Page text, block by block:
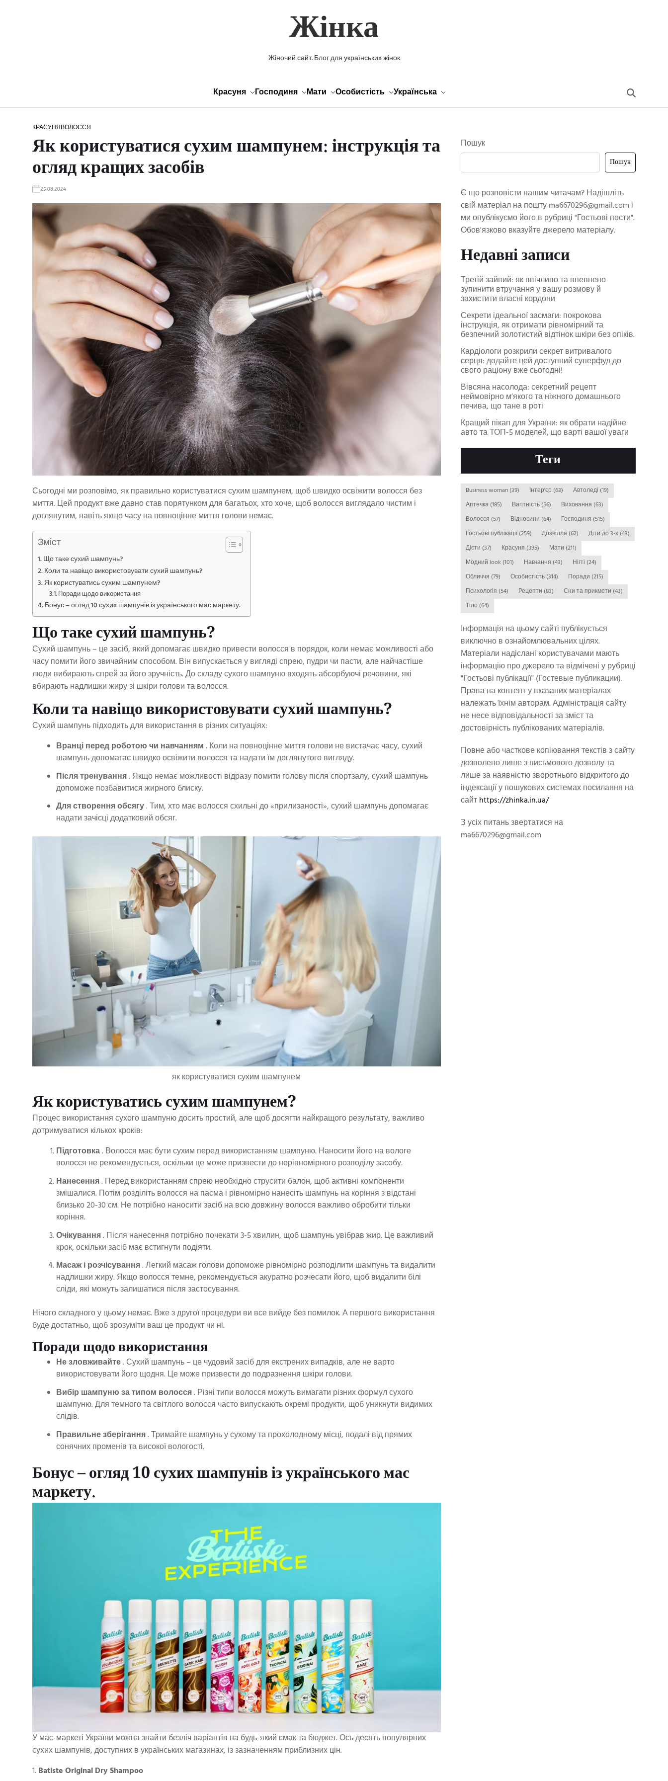
Жінка
Жіночий сайт. Блог для українських жінок
Красуня Господиня Мати Особистість Українська
КРАСУНЯ ВОЛОССЯ
Як користуватися сухим шампунем: інструкція та
огляд кращих засобів
25.08.2024
Сьогодні ми розповімо, як правильно користуватися сухим шампунем, щоб швидко освіжити волосся без
миття. Цей продукт вже давно став порятунком для багатьох, хто хоче, щоб волосся виглядало чистим і
доглянутим, навіть якщо часу на повноцінне миття голови немає.
Зміст
Що таке сухий шампунь?
Коли та навіщо використовувати сухий шампунь?
Як користуватись сухим шампунем?
Поради щодо використання
Бонус – огляд 10 сухих шампунів із українського мас маркету.
Що таке сухий шампунь?
Сухий шампунь – це засіб, який допомагає швидко привести волосся в порядок, коли немає можливості або
часу помити його звичайним способом. Він випускається у вигляді спрею, пудри чи пасти, але найчастіше
люди вибирають спрей за його зручність. До складу сухого шампуню входять абсорбуючі речовини, які
вбирають надлишки жиру зі шкіри голови та волосся.
Коли та навіщо використовувати сухий шампунь?
Сухий шампунь підходить для використання в різних ситуаціях:
Вранці перед роботою чи навчанням. Коли на повноцінне миття голови не вистачає часу, сухий
шампунь допомагає швидко освіжити волосся та надати їм доглянутого вигляду.
Після тренування. Якщо немає можливості відразу помити голову після спортзалу, сухий шампунь
допоможе позбавитися жирного блиску.
Для створення обсягу. Тим, хто має волосся схильні до «прилизаності», сухий шампунь допомагає
надати зачісці додатковий обсяг.
як користуватися сухим шампунем
Як користуватись сухим шампунем?
Процес використання сухого шампуню досить простий, але щоб досягти найкращого результату, важливо
дотримуватися кількох кроків:
Підготовка. Волосся має бути сухим перед використанням шампуню. Наносити його на вологе
волосся не рекомендується, оскільки це може призвести до нерівномірного розподілу засобу.
Нанесення. Перед використанням спрею необхідно струсити балон, щоб активні компоненти
змішалися. Потім розділіть волосся на пасма і рівномірно нанесіть шампунь на коріння з відстані
близько 20-30 см. Не потрібно наносити засіб на всю довжину волосся важливо обробити тільки
коріння.
Очікування. Після нанесення потрібно почекати 3-5 хвилин, щоб шампунь увібрав жир. Це важливий
крок, оскільки засіб має встигнути подіяти.
Масаж і розчісування. Легкий масаж голови допоможе рівномірно розподілити шампунь та видалити
надлишки жиру. Якщо волосся темне, рекомендується акуратно розчесати його, щоб видалити білі
сліди, які можуть залишатися після застосування.
Нічого складного у цьому немає. Вже з другої процедури ви все вийде без помилок. А першого використання
буде достатньо, щоб зрозуміти ваш це продукт чи ні.
Поради щодо використання
Не зловживайте. Сухий шампунь – це чудовий засіб для екстрених випадків, але не варто
використовувати його щодня. Це може призвести до подразнення шкіри голови.
Вибір шампуню за типом волосся. Різні типи волосся можуть вимагати різних формул сухого
шампуню. Для темного та світлого волосся часто випускають окремі продукти, щоб уникнути видимих ​​
слідів.
Правильне зберігання. Тримайте шампунь у сухому та прохолодному місці, подалі від прямих
сонячних променів та високої вологості.
Бонус – огляд 10 сухих шампунів із українського мас
маркету.
У мас-маркеті України можна знайти безліч варіантів на будь-який смак та бюджет. Ось десять популярних
сухих шампунів, доступних в українських магазинах, із зазначенням приблизних цін.
1. Batiste Original Dry Shampoo
Пошук
Пошук
Є що розповісти нашим читачам? Надішліть
свій матеріал на поштуma6670296@gmail.com і
ми опублікуємо його в рубриці "Гостьові пости".
Обов'язково вказуйте джерело матеріалу.
Недавні записи
Третій зайвий: як ввічливо та впевнено
зупинити втручання у вашу розмову й
захистити власні кордони
Секрети ідеальної засмаги: покрокова
інструкція, як отримати рівномірний та
безпечний золотистий відтінок шкіри без опіків.
Кардіологи розкрили секрет витривалого
серця: додайте цей доступний суперфуд до
свого раціону вже сьогодні!
Вівсяна насолода: секретний рецепт
неймовірно м’якого та ніжного домашнього
печива, що тане в роті
Кращий пікап для України: як обрати надійне
авто та ТОП-5 моделей, що варті вашої уваги
Теги
Business woman(39) Інтер'єр (63) Автоледі (19)
Аптечка(185) Вагітність(56) Виховання (63)
Волосся (57) Відносини (64) Господиня (515)
Гостьові публікації(259) Дозвілля (62) Діти до 3-х(43)
Дієти (37) Красуня (395) Мати (211)
Модний look (101) Навчання (43) Нігті (24)
Обличчя (79) Особистість(314) Поради (215)
Психологія (54) Рецепти (83) Сни та прикмети (43)
Тіло (64)
Інформація на цьому сайті публікується
виключно в ознайомлювальних цілях.
Матеріали надіслані користувачами мають
інформацію про джерело та відмічені у рубриці
"Гостьові публікації" (Гостевые публикации).
Права на контент у вказаних матеріалах
належать їхнім авторам. Адміністрація сайту
не несе відповідальності за зміст та
достовірність публікованих матеріалів.
Повне або часткове копіювання текстів з сайту
дозволено лише з письмового дозволу та
лише за наявністю зворотнього відкритого до
індексації у пошукових системах посилання на
сайтhttps://zhinka.in.ua/
З усіх питань звертатися на
ma6670296@gmail.com